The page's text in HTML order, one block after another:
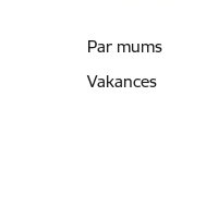
Par mums
Vakances